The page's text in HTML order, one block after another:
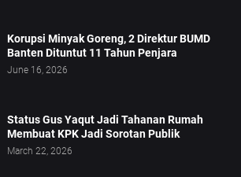
Korupsi Minyak Goreng, 2 Direktur BUMD
Banten Dituntut 11 Tahun Penjara
June 16, 2026
Status Gus Yaqut Jadi Tahanan Rumah
Membuat KPK Jadi Sorotan Publik
March 22, 2026